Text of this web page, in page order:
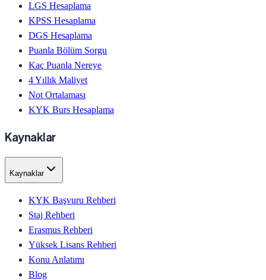
LGS Hesaplama
KPSS Hesaplama
DGS Hesaplama
Puanla Bölüm Sorgu
Kaç Puanla Nereye
4 Yıllık Maliyet
Not Ortalaması
KYK Burs Hesaplama
Kaynaklar
Kaynaklar
KYK Başvuru Rehberi
Staj Rehberi
Erasmus Rehberi
Yüksek Lisans Rehberi
Konu Anlatımı
Blog